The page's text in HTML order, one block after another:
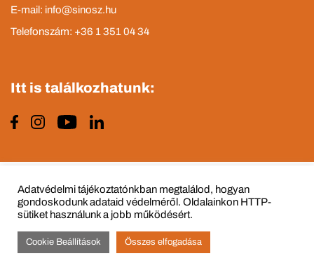
E-mail: info@sinosz.hu
Telefonszám: +36 1 351 04 34
Itt is találkozhatunk:
Impresszum Adatvédelmi tájékoztató
Adatvédelmi tájékoztatónkban megtalálod, hogyan
gondoskodunk adataid védelméről. Oldalainkon HTTP-
sütiket használunk a jobb működésért.
Cookie Beállítások Összes elfogadása